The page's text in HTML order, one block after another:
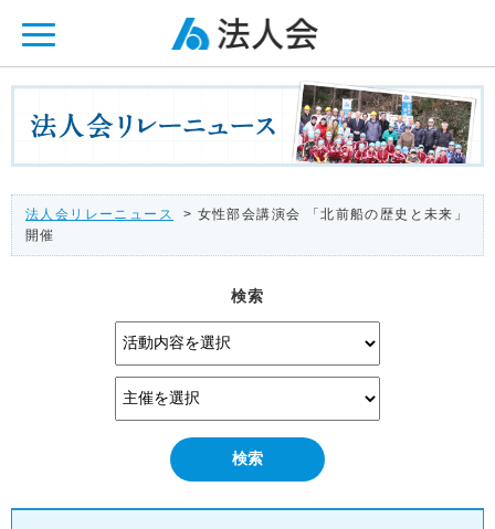
法人会リレーニュース
> 女性部会講演会 「北前船の歴史と未来」
開催
検索